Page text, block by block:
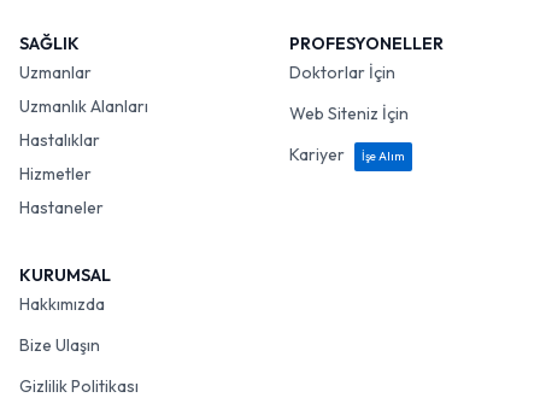
SAĞLIK
Uzmanlar
Uzmanlık Alanları
Hastalıklar
Hizmetler
Hastaneler
PROFESYONELLER
Doktorlar İçin
Web Siteniz İçin
Kariyer
İşe Alım
KURUMSAL
Hakkımızda
Bize Ulaşın
Gizlilik Politikası